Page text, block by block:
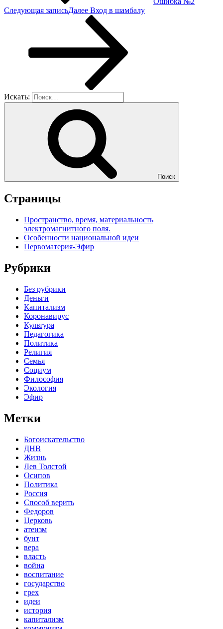
Следующая записьДалее Вход в шамбалу
Искать:
Поиск
Страницы
Пространство, время, материальность
электромагнитного поля.
Особенности национальной идеи
Первоматерия-Эфир
Рубрики
Без рубрики
Деньги
Капитализм
Коронавирус
Культура
Педагогика
Политика
Религия
Семья
Социум
Философия
Экология
Эфир
Метки
Богоискательство
ДНВ
Жизнь
Лев Толстой
Осипов
Политика
Россия
Способ верить
Федоров
Церковь
атеизм
бунт
вера
власть
война
воспитание
государство
грех
идеи
история
капитализм